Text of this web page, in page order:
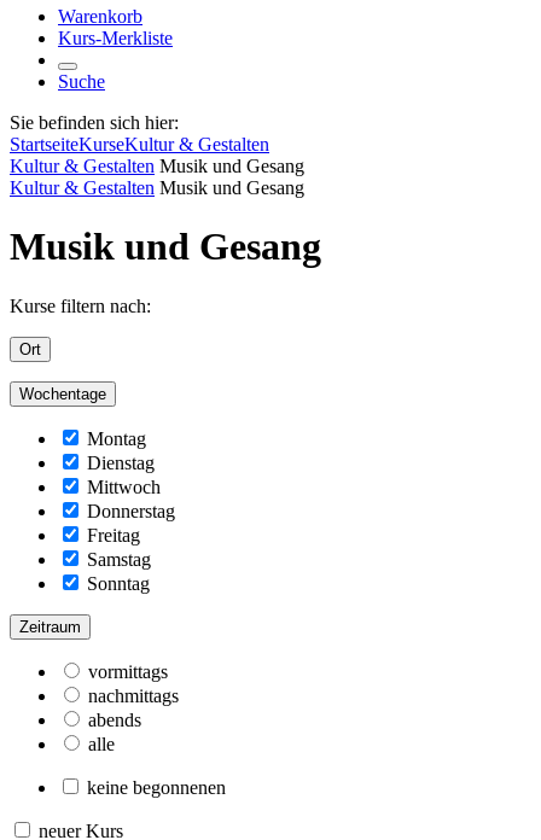
Warenkorb
Kurs-Merkliste
Suche
Sie befinden sich hier:
StartseiteKurseKultur & Gestalten
Kultur & Gestalten Musik und Gesang
Kultur & Gestalten Musik und Gesang
Musik und Gesang
Kurse filtern nach:
Ort
Wochentage
Montag
Dienstag
Mittwoch
Donnerstag
Freitag
Samstag
Sonntag
Zeitraum
vormittags
nachmittags
abends
alle
keine begonnenen
neuer Kurs